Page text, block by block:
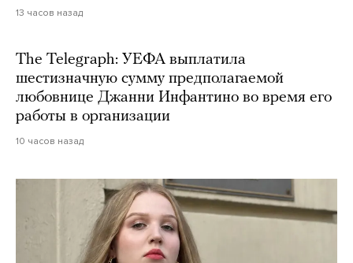
13 часов назад
The Telegraph: УЕФА выплатила
шестизначную сумму предполагаемой
любовнице Джанни Инфантино во время его
работы в организации
10 часов назад